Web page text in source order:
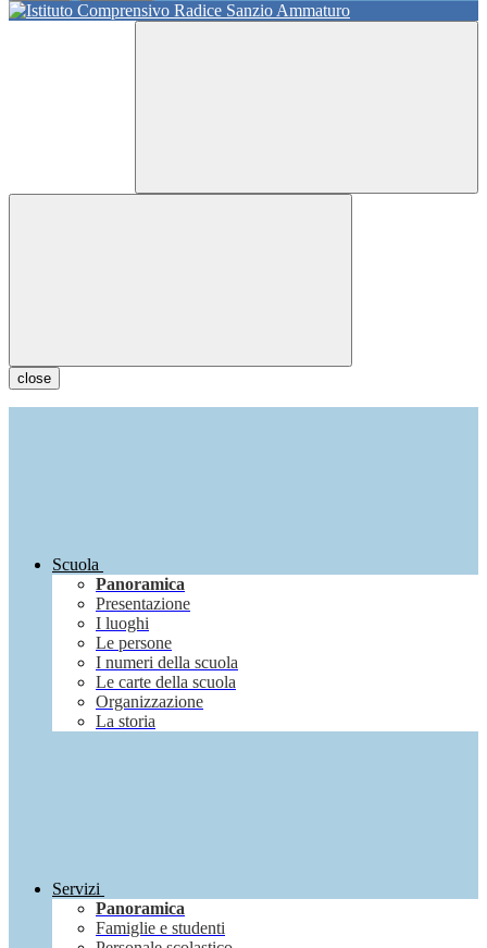
close
Scuola
Panoramica
Presentazione
I luoghi
Le persone
I numeri della scuola
Le carte della scuola
Organizzazione
La storia
Servizi
Panoramica
Famiglie e studenti